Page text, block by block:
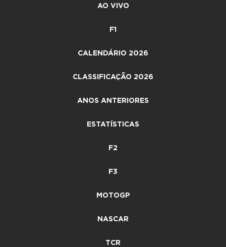
AO VIVO
F1
CALENDÁRIO 2026
CLASSIFICAÇÃO 2026
ANOS ANTERIORES
ESTATÍSTICAS
F2
F3
MOTOGP
NASCAR
TCR